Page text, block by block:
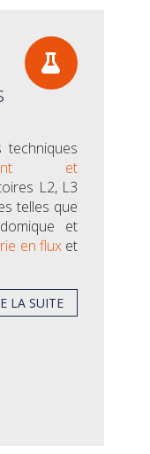
techniques
et
L2, L3
telles que
et
en fluxet
LA SUITE